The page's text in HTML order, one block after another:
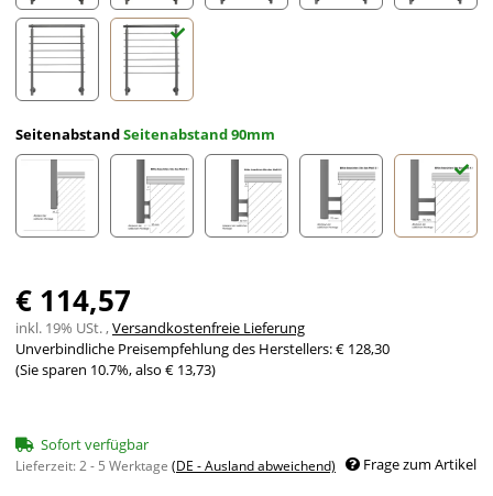
ohne Querstreben2 Querstreben
SeitenabstandSeitenabstand 90mm
€ 114,57
inkl. 19% USt. ,Versandkostenfreie Lieferung
Unverbindliche Preisempfehlung des Herstellers:€ 128,30
(Sie sparen 10.7%, also € 13,73)
Sofort verfügbar
Lieferzeit:2 - 5 Werktage (DE - Ausland abweichend) Frage zum Artikel